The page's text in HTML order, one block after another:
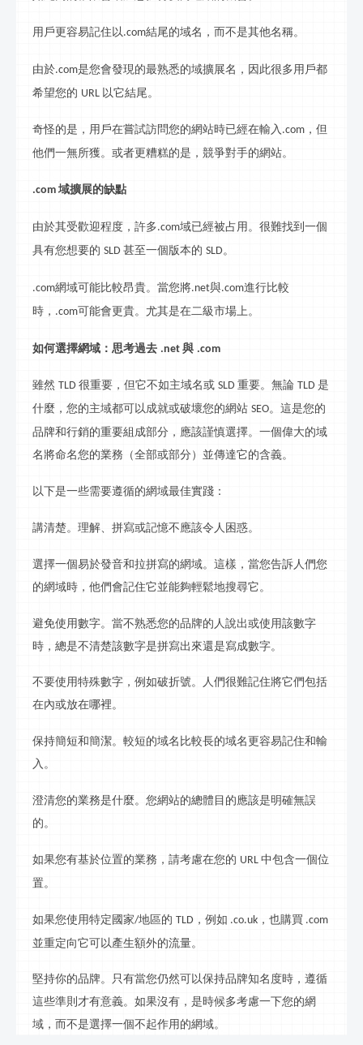
用戶更容易記住以 .com結尾的域名，而不是其他名稱。
由於.com是您會發現的最熟悉的域擴展名，因此很多用戶都
希望您的 URL 以它結尾。
奇怪的是，用戶在嘗試訪問您的網站時已經在輸入 .com ，但
他們一無所獲。或者更糟糕的是，競爭對手的網站。
.com 域擴展的缺點
由於其受歡迎程度，許多.com域已經被占用。很難找到一個
具有您想要的 SLD 甚至一個版本的 SLD。
.com網域可能比較昂貴。當您將.net與.com進行比較
時， .com可能會更貴。尤其是在二級市場上。
如何選擇網域：思考過去 .net 與 .com
雖然 TLD 很重要，但它不如主域名或 SLD 重要。無論 TLD 是
什麼，您的主域都可以成就或破壞您的網站 SEO。這是您的
品牌和行銷的重要組成部分，應該謹慎選擇。一個偉大的域
名將命名您的業務（全部或部分）並傳達它的含義。
以下是一些需要遵循的網域最佳實踐：
講清楚。理解、拼寫或記憶不應該令人困惑。
選擇一個易於發音和拉拼寫的網域。這樣，當您告訴人們您
的網域時，他們會記住它並能夠輕鬆地搜尋它。
避免使用數字。當不熟悉您的品牌的人說出或使用該數字
時，總是不清楚該數字是拼寫出來還是寫成數字。
不要使用特殊數字，例如破折號。人們很難記住將它們包括
在內或放在哪裡。
保持簡短和簡潔。較短的域名比較長的域名更容易記住和輸
入。
澄清您的業務是什麼。您網站的總體目的應該是明確無誤
的。
如果您有基於位置的業務，請考慮在您的 URL 中包含一個位
置。
如果您使用特定國家/地區的 TLD ，例如 .co.uk ，也購買 .com
並重定向它可以產生額外的流量。
堅持你的品牌。只有當您仍然可以保持品牌知名度時，遵循
這些準則才有意義。如果沒有，是時候多考慮一下您的網
域，而不是選擇一個不起作用的網域。